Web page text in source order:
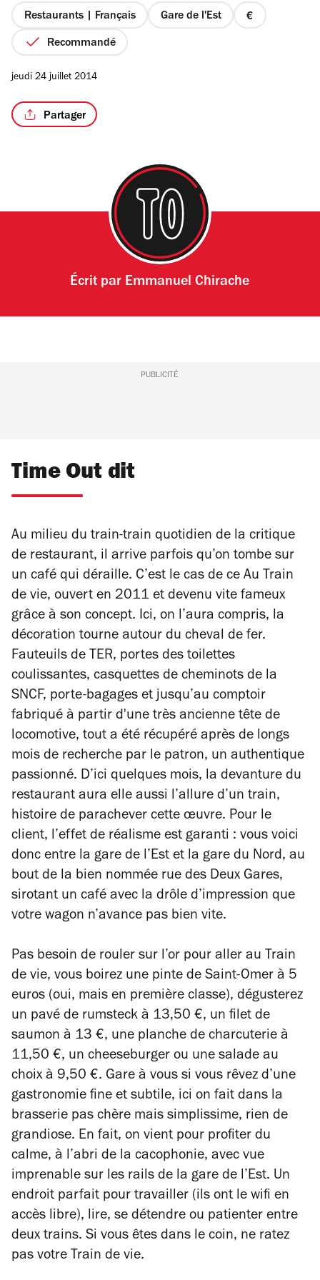
étoiles
Restaurants | Français Gare de l'Est
prix
Recommandé
jeudi 24 juillet 2014
Partager
Écrit par Emmanuel Chirache
PUBLICITÉ
Time Out dit
Au milieu du train-train quotidien de la critique
de restaurant, il arrive parfois qu’on tombe sur
un café qui déraille. C’est le cas de ce Au Train
de vie, ouvert en 2011 et devenu vite fameux
grâce à son concept. Ici, on l’aura compris, la
décoration tourne autour du cheval de fer.
Fauteuils de TER, portes des toilettes
coulissantes, casquettes de cheminots de la
SNCF, porte-bagages et jusqu’au comptoir
fabriqué à partir d'une très ancienne tête de
locomotive, tout a été récupéré après de longs
mois de recherche par le patron, un authentique
passionné. D’ici quelques mois, la devanture du
restaurant aura elle aussi l’allure d’un train,
histoire de parachever cette œuvre. Pour le
client, l’effet de réalisme est garanti : vous voici
donc entre la gare de l’Est et la gare du Nord, au
bout de la bien nommée rue des Deux Gares,
sirotant un café avec la drôle d’impression que
votre wagon n’avance pas bien vite.
Pas besoin de rouler sur l’or pour aller au Train
de vie, vous boirez une pinte de Saint-Omer à 5
euros (oui, mais en première classe), dégusterez
un pavé de rumsteck à 13,50 €, un filet de
saumon à 13 €, une planche de charcuterie à
11,50 €, un cheeseburger ou une salade au
choix à 9,50 €. Gare à vous si vous rêvez d’une
gastronomie fine et subtile, ici on fait dans la
brasserie pas chère mais simplissime, rien de
grandiose. En fait, on vient pour profiter du
calme, à l’abri de la cacophonie, avec vue
imprenable sur les rails de la gare de l’Est. Un
endroit parfait pour travailler (ils ont le wifi en
accès libre), lire, se détendre ou patienter entre
deux trains. Si vous êtes dans le coin, ne ratez
pas votre Train de vie.